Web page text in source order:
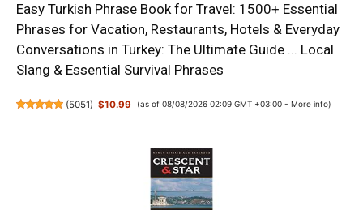
Easy Turkish Phrase Book for Travel: 1500+ Essential
Phrases for Vacation, Restaurants, Hotels & Everyday
Conversations in Turkey: The Ultimate Guide ... Local
Slang & Essential Survival Phrases
(5051) $10.99 (as of 08/08/2026 02:09 GMT +03:00 - More info)